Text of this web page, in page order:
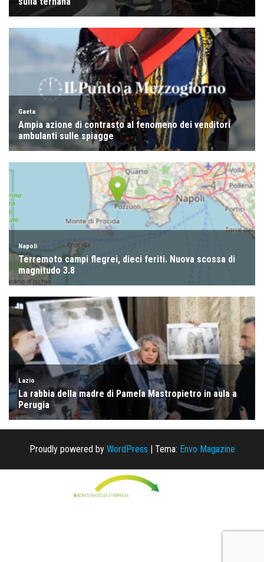
Proudly powered by WordPress Tema: Envo Magazine